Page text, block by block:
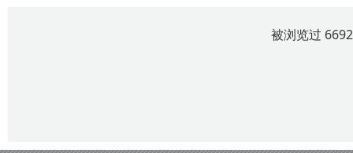
被浏览过